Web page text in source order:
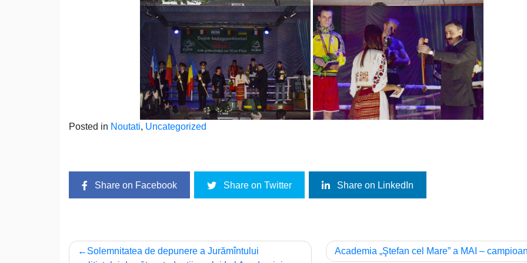
Posted in Noutati, Uncategorized
Share on Facebook Share on Twitter Share on LinkedIn
Navigare
Solemnitatea de depunere a Jurămîntului
Academia „Ştefan cel Mare” a MAI –